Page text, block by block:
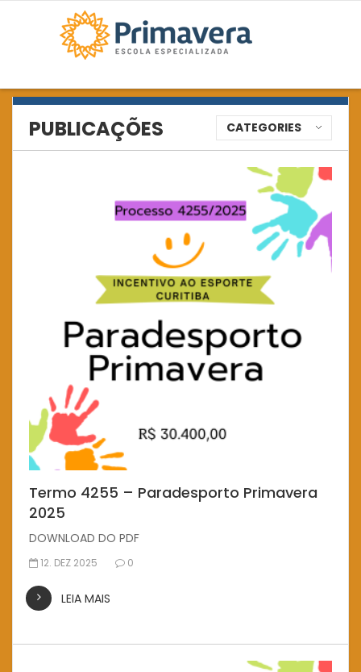
PUBLICAÇÕES CATEGORIES
Termo 4255 – Paradesporto Primavera
2025
DOWNLOAD DO PDF
12. DEZ 2025 0
LEIA MAIS